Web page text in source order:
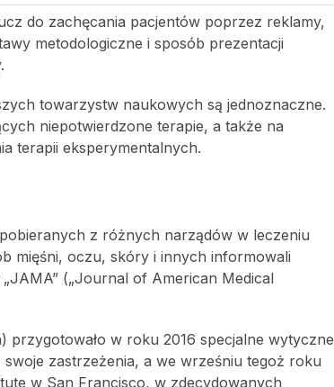
do zachęcania pacjentów poprzez reklamy,
metodologiczne i sposób prezentacji
towarzystw naukowych są jednoznaczne.
niepotwierdzone terapie, a także na
terapii eksperymentalnych.
z różnych narządów w leczeniu
mięśni, oczu, skóry i innych informowali
(„Journal of American Medical
przygotowało w roku 2016 specjalne wytyczne
swoje zastrzeżenia, a we wrześniu tegoż roku
w San Francisco, w zdecydowanych